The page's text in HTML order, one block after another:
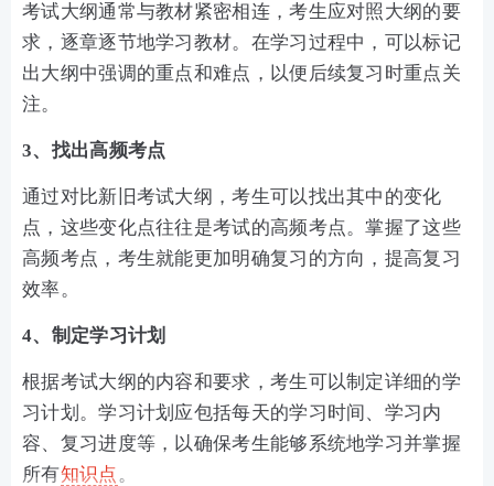
考试大纲通常与教材紧密相连，考生应对照大纲的要
求，逐章逐节地学习教材。在学习过程中，可以标记
出大纲中强调的重点和难点，以便后续复习时重点关
注。
3、找出高频考点
通过对比新旧考试大纲，考生可以找出其中的变化
点，这些变化点往往是考试的高频考点。掌握了这些
高频考点，考生就能更加明确复习的方向，提高复习
效率。
4、制定学习计划
根据考试大纲的内容和要求，考生可以制定详细的学
习计划。学习计划应包括每天的学习时间、学习内
容、复习进度等，以确保考生能够系统地学习并掌握
所有知识点。